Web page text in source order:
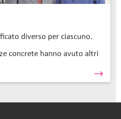
diverso per ciascuno.
concrete hanno avuto altri